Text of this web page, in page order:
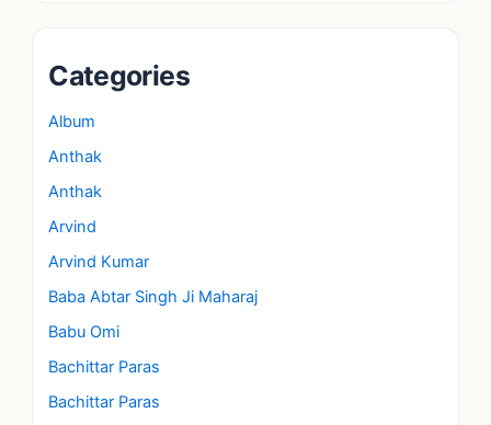
Categories
Album
Anthak
Anthak
Arvind
Arvind Kumar
Baba Abtar Singh Ji Maharaj
Babu Omi
Bachittar Paras
Bachittar Paras